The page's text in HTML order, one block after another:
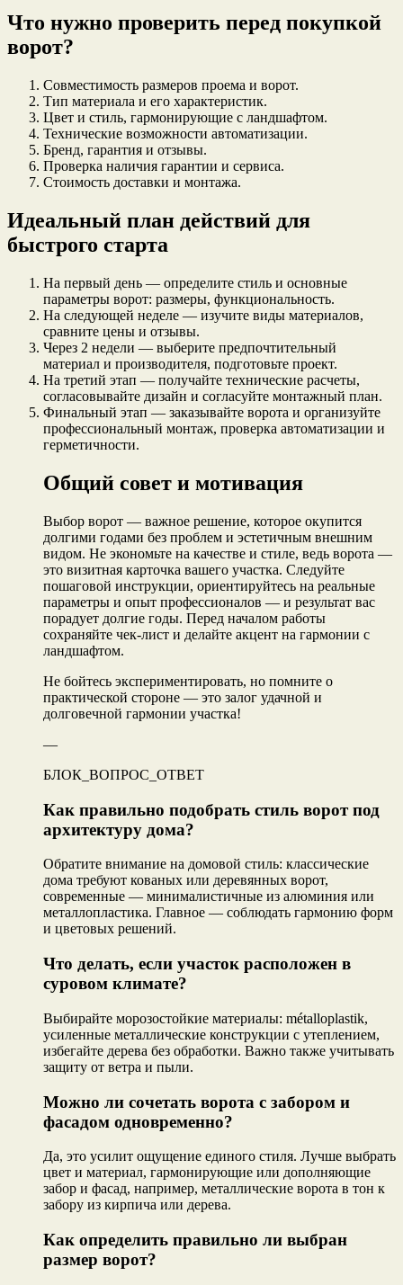
Что нужно проверить перед покупкой
ворот?
Совместимость размеров проема и ворот.
Тип материала и его характеристик.
Цвет и стиль, гармонирующие с ландшафтом.
Технические возможности автоматизации.
Бренд, гарантия и отзывы.
Проверка наличия гарантии и сервиса.
Стоимость доставки и монтажа.
Идеальный план действий для
быстрого старта
На первый день — определите стиль и основные
параметры ворот: размеры, функциональность.
На следующей неделе — изучите виды материалов,
сравните цены и отзывы.
Через 2 недели — выберите предпочтительный
материал и производителя, подготовьте проект.
На третий этап — получайте технические расчеты,
согласовывайте дизайн и согласуйте монтажный план.
Финальный этап — заказывайте ворота и организуйте
профессиональный монтаж, проверка автоматизации и
герметичности.
Общий совет и мотивация
Выбор ворот — важное решение, которое окупится
долгими годами без проблем и эстетичным внешним
видом. Не экономьте на качестве и стиле, ведь ворота —
это визитная карточка вашего участка. Следуйте
пошаговой инструкции, ориентируйтесь на реальные
параметры и опыт профессионалов — и результат вас
порадует долгие годы. Перед началом работы
сохраняйте чек-лист и делайте акцент на гармонии с
ландшафтом.
Не бойтесь экспериментировать, но помните о
практической стороне — это залог удачной и
долговечной гармонии участка!
—
БЛОК_ВОПРОС_ОТВЕТ
Как правильно подобрать стиль ворот под
архитектуру дома?
Обратите внимание на домовой стиль: классические
дома требуют кованых или деревянных ворот,
современные — минималистичные из алюминия или
металлопластика. Главное — соблюдать гармонию форм
и цветовых решений.
Что делать, если участок расположен в
суровом климате?
Выбирайте морозостойкие материалы: métalloplastik,
усиленные металлические конструкции с утеплением,
избегайте дерева без обработки. Важно также учитывать
защиту от ветра и пыли.
Можно ли сочетать ворота с забором и
фасадом одновременно?
Да, это усилит ощущение единого стиля. Лучше выбрать
цвет и материал, гармонирующие или дополняющие
забор и фасад, например, металлические ворота в тон к
забору из кирпича или дерева.
Как определить правильно ли выбран
размер ворот?